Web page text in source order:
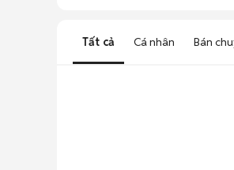
Tất cả Cá nhân Bán